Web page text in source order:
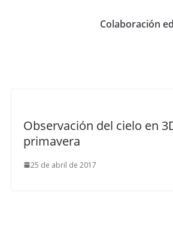
Colaboración
Observación del cielo en
primavera
25 de abril de 2017